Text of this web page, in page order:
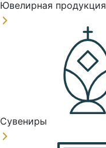
Ювелирная продукция
Сувениры